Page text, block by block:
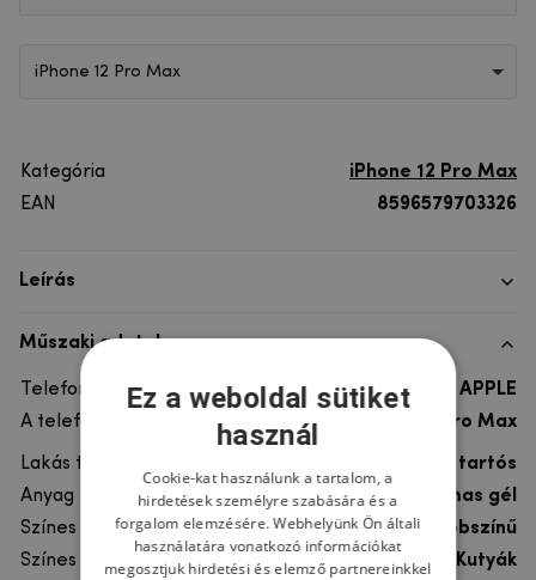
iPhone 12 Pro Max
Kategória
iPhone 12 Pro Max
EAN
8596579703326
Leírás
Műszaki adatok
Telefon márka
APPLE
A telefonmodellhez
iPhone 12 Pro Max
Lakás típusa
Gél, Ultra tartós
Anyag
rugalmas gél
Színes
többszínű
Színes motívum
Kutyák
Ez a weboldal sütiket
használ
Cookie-kat használunk a tartalom, a
hirdetések személyre szabására és a
forgalom elemzésére. Webhelyünk Ön általi
használatára vonatkozó információkat
megosztjuk hirdetési és elemző partnereinkkel